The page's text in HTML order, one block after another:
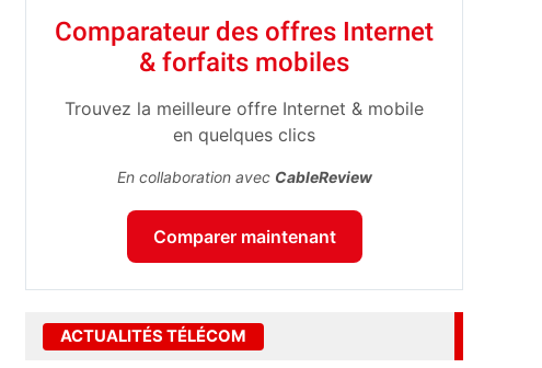
Comparateur des offres Internet
& forfaits mobiles
Trouvez la meilleure offre Internet & mobile
en quelques clics
En collaboration avec CableReview
Comparer maintenant
ACTUALITÉS TÉLÉCOM